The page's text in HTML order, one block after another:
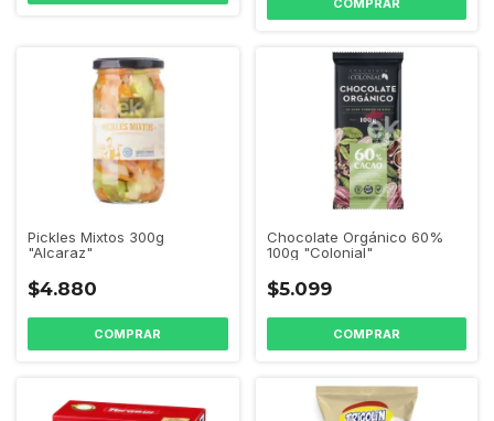
Pickles Mixtos 300g
"Alcaraz"
$4.880
Chocolate Orgánico 60%
100g "Colonial"
$5.099